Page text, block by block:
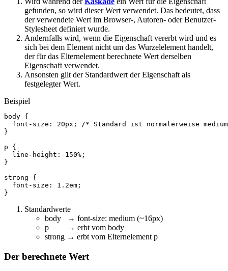
gefunden, so wird dieser Wert verwendet. Das bedeutet, dass
der verwendete Wert im Browser-, Autoren- oder Benutzer-
Stylesheet definiert wurde.
Andernfalls wird, wenn die Eigenschaft vererbt wird und es
sich bei dem Element nicht um das Wurzelelement handelt,
der für das Elternelement berechnete Wert derselben
Eigenschaft verwendet.
Ansonsten gilt der Standardwert der Eigenschaft als
festgelegter Wert.
Beispiel
body {
font-size : 20px ;
/* Standard ist normalerweise
}
p
{
line-height : 150% ;
}
strong
{
font-size : 1.2em ;
}
Standardwerte
body → font-size: medium (~16px)
p → erbt vom body
strong → erbt vom Elternelement p
Der berechnete Wert